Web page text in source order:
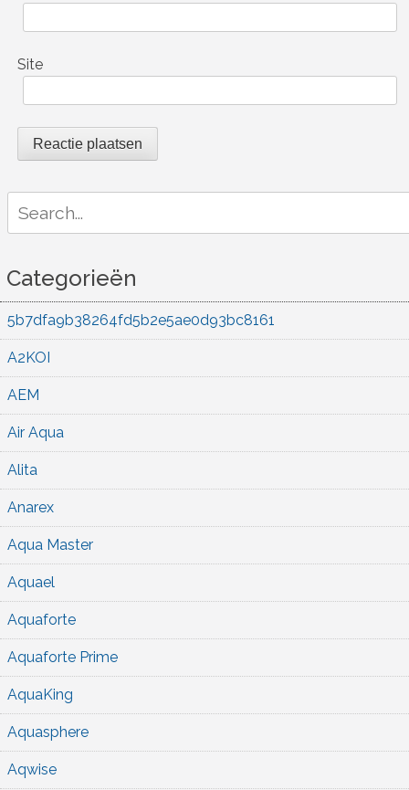
Site
for:
Categorieën
5b7dfa9b38264fd5b2e5ae0d93bc8161
A2KOI
AEM
Air Aqua
Alita
Anarex
Aqua Master
Aquael
Aquaforte
Aquaforte Prime
AquaKing
Aquasphere
Aqwise